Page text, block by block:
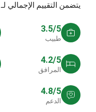
يتضمن التقييم الإجمالي لـ Quironsalud Madrid
3.5/5
طبيب
4.2/5
المرافق
4.8/5
الدعم